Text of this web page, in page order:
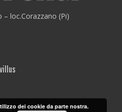
– loc.Corazzano (Pi)
dei cookie da parte nostra.